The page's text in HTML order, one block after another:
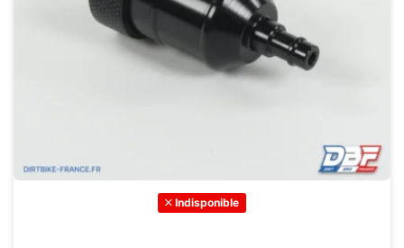
Indisponible